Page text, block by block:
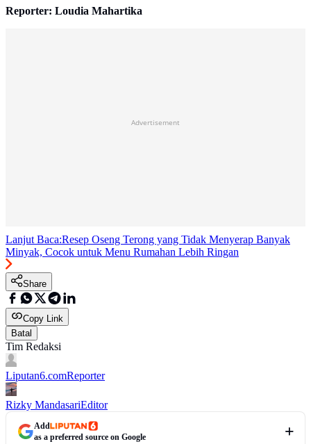
Reporter: Loudia Mahartika
Advertisement
Lanjut Baca:Resep Oseng Terong yang Tidak Menyerap Banyak
Minyak, Cocok untuk Menu Rumahan Lebih Ringan
Share
Copy Link
Batal
Tim Redaksi
Liputan6.comReporter
Rizky MandasariEditor
Add
as a preferred source on Google